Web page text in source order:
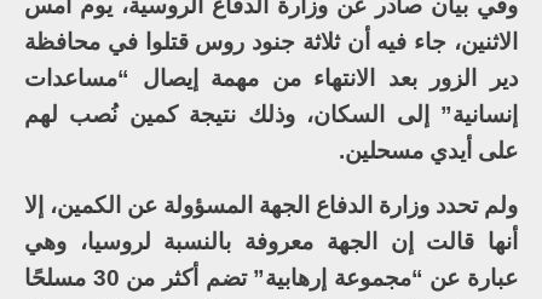
الاثنين، جاء فيه أن ثلاثة جنود روس قتلوا في محافظة
دير الزور بعد الانتهاء من مهمة إيصال “مساعدات
إنسانية” إلى السكان، وذلك نتيجة كمين نُصب لهم
على أيدي مسحلين.
ولم تحدد وزارة الدفاع الجهة المسؤولة عن الكمين، إلا
أنها قالت إن الجهة معروفة بالنسبة لروسيا، وهي
عبارة عن “مجموعة إرهابية” تضم أكثر من 30 مسلحًا